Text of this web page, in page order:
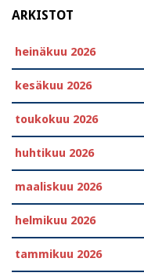
ARKISTOT
heinäkuu 2026
kesäkuu 2026
toukokuu 2026
huhtikuu 2026
maaliskuu 2026
helmikuu 2026
tammikuu 2026